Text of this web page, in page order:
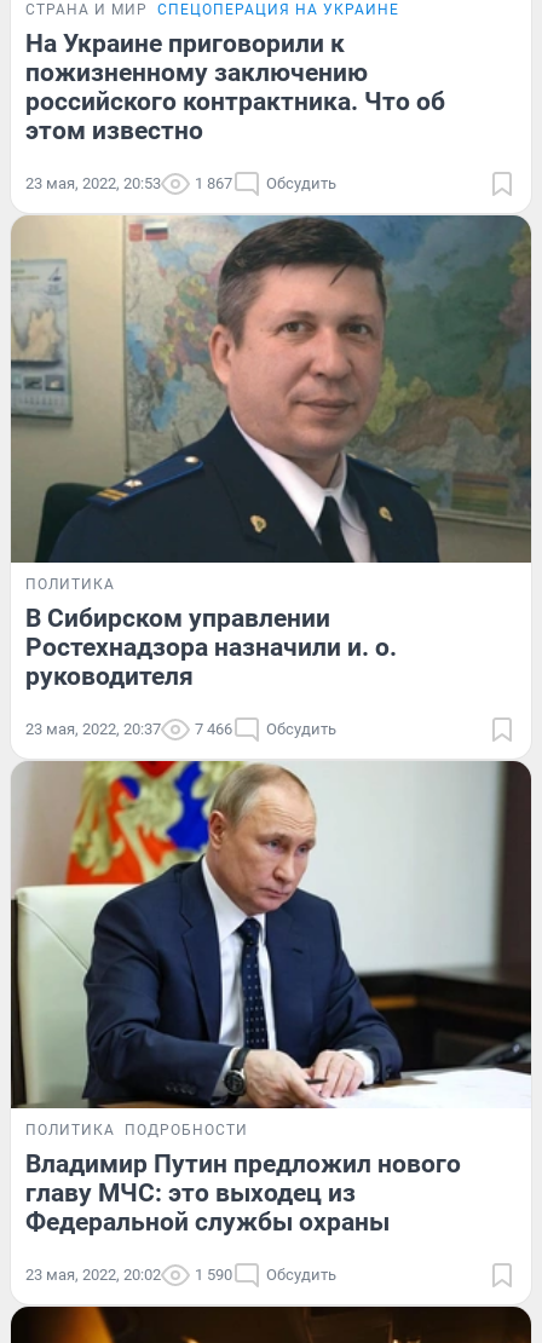
СТРАНА И МИР СПЕЦОПЕРАЦИЯ НА УКРАИНЕ
На Украине приговорили к
пожизненному заключению
российского контрактника. Что об
этом известно
23 мая, 2022, 20:53 1 867 Обсудить
ПОЛИТИКА
В Сибирском управлении
Ростехнадзора назначили и. о.
руководителя
23 мая, 2022, 20:37 7 466 Обсудить
ПОЛИТИКА ПОДРОБНОСТИ
Владимир Путин предложил нового
главу МЧС: это выходец из
Федеральной службы охраны
23 мая, 2022, 20:02 1 590 Обсудить